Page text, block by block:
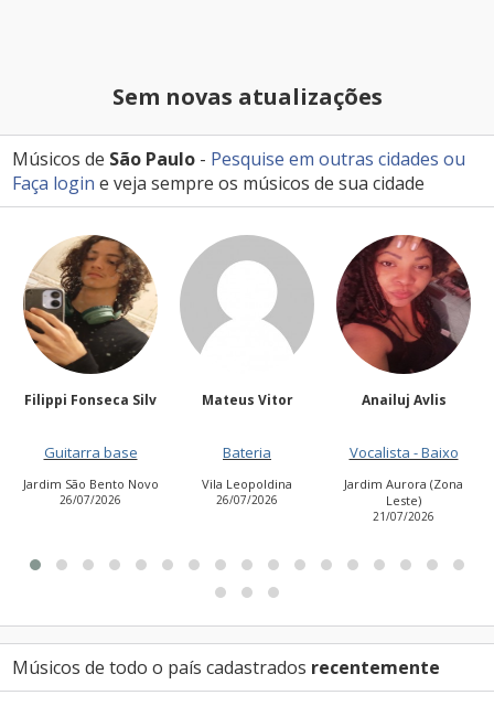
Sem novas atualizações
Músicos de São Paulo - Pesquise em outras cidades ou
Faça login e veja sempre os músicos de sua cidade
Silv
base
Novo
Mateus Vitor
Bateria
Vila Leopoldina
Anailuj Avlis
Vocalista - Baixo
Jardim Aurora (Zona
Guitarra
Jardim das
Músicos de todo o país cadastrados recentemente